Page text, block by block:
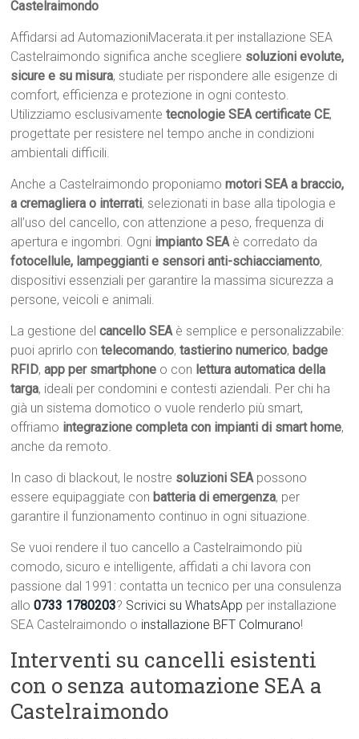
Castelraimondo
Affidarsi ad AutomazioniMacerata.it per installazione SEA
Castelraimondo significa anche scegliere soluzioni evolute,
sicure e su misura, studiate per rispondere alle esigenze di
comfort, efficienza e protezione in ogni contesto.
Utilizziamo esclusivamentetecnologie SEA certificate CE,
progettate per resistere nel tempo anche in condizioni
ambientali difficili.
Anche a Castelraimondo proponiamomotori SEA a braccio,
a cremagliera o interrati, selezionati in base alla tipologia e
all’uso del cancello, con attenzione a peso, frequenza di
apertura e ingombri. Ogni impianto SEAè corredato da
fotocellule, lampeggianti e sensori anti-schiacciamento,
dispositivi essenziali per garantire la massima sicurezza a
persone, veicoli e animali.
La gestione delcancello SEAè semplice e personalizzabile:
puoi aprirlo contelecomando,tastierino numerico, badge
RFID,app per smartphone o con lettura automatica della
targa, ideali per condomini e contesti aziendali. Per chi ha
già un sistema domotico o vuole renderlo più smart,
offriamo integrazione completa con impianti di smart home,
anche da remoto.
In caso di blackout, le nostre soluzioni SEApossono
essere equipaggiate con batteria di emergenza, per
garantire il funzionamento continuo in ogni situazione.
Se vuoi rendere il tuo cancello a Castelraimondo più
comodo, sicuro e intelligente, affidati a chi lavora con
passione dal 1991: contatta un tecnico per una consulenza
allo0733 1780203? Scrivici su WhatsApp per installazione
SEA Castelraimondo o installazione BFT Colmurano!
Interventi su cancelli esistenti
con o senza automazione SEA a
Castelraimondo